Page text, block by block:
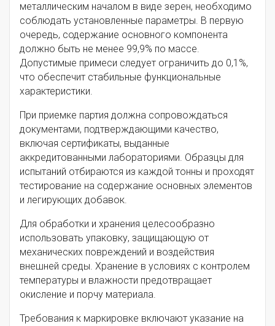
металлическим началом в виде зерен, необходимо
соблюдать установленные параметры. В первую
очередь, содержание основного компонента
должно быть не менее 99,9% по массе.
Допустимые примеси следует ограничить до 0,1%,
что обеспечит стабильные функциональные
характеристики.
При приемке партия должна сопровождаться
документами, подтверждающими качество,
включая сертификаты, выданные
аккредитованными лабораториями. Образцы для
испытаний отбираются из каждой тонны и проходят
тестирование на содержание основных элементов
и легирующих добавок.
Для обработки и хранения целесообразно
использовать упаковку, защищающую от
механических повреждений и воздействия
внешней среды. Хранение в условиях с контролем
температуры и влажности предотвращает
окисление и порчу материала.
Требования к маркировке включают указание на